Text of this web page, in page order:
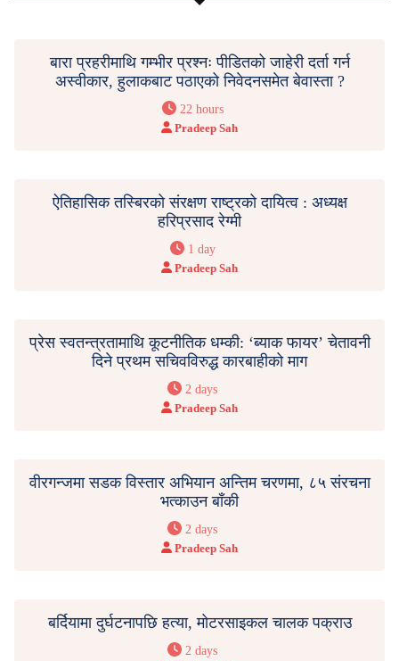
बारा प्रहरीमाथि गम्भीर प्रश्नः पीडितको जाहेरी दर्ता गर्न
अस्वीकार, हुलाकबाट पठाएको निवेदनसमेत बेवास्ता ?
22 hours
Pradeep Sah
ऐतिहासिक तस्बिरको संरक्षण राष्ट्रको दायित्व : अध्यक्ष
हरिप्रसाद रेग्मी
1 day
Pradeep Sah
प्रेस स्वतन्त्रतामाथि कूटनीतिक धम्की: ‘ब्याक फायर’ चेतावनी
दिने प्रथम सचिवविरुद्ध कारबाहीको माग
2 days
Pradeep Sah
वीरगन्जमा सडक विस्तार अभियान अन्तिम चरणमा, ८५ संरचना
भत्काउन बाँकी
2 days
Pradeep Sah
बर्दियामा दुर्घटनापछि हत्या, मोटरसाइकल चालक पक्राउ
2 days